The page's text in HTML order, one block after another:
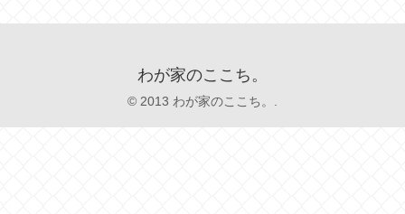
わが家のここち。
© 2013 わが家のここち。.